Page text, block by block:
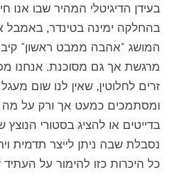
בעידן הדיגיטלי המהיר שבו אנו
בהחלקה ימינה בטינדר, באמבל
המושג "אהבה ממבט ראשון"
מרגשת אך גם מסוכנת. אנחנו
זרים לחלוטין, שאין לנו שום
ומסתמכים כמעט אך ורק על מה
בדייטים או להציג בסטורי
נסבלת שבה ניתן לייצר תדמית
כל היכרות כזו להימור על העתיד